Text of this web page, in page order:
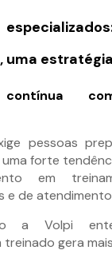
uma estratégia
contínua
pessoas
uma forte
em
e de
a Volpi
gera